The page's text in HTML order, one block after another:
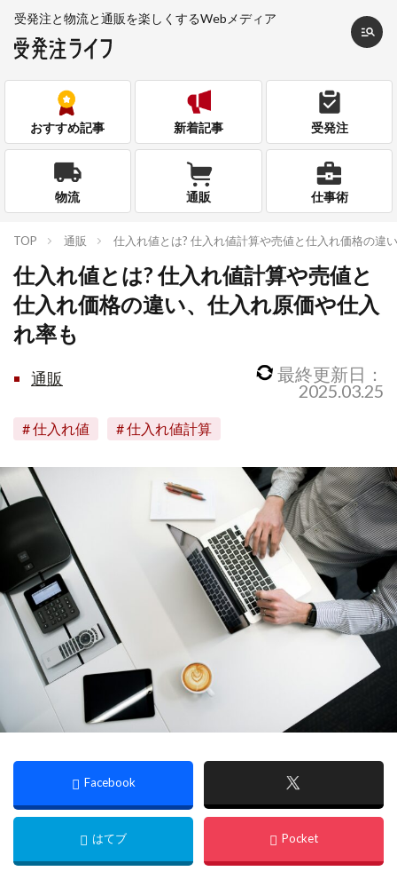
受発注と物流と通販を楽しくするWebメディア
おすすめ記事 新着記事 受発注
物流 通販 仕事術
TOP 通販 仕入れ値とは? 仕入れ値計算や売値と仕入れ価格の違
仕入れ値とは? 仕入れ値計算や売値と
仕入れ価格の違い、仕入れ原価や仕入
れ率も
通販 最終更新日：
2025.03.25
仕入れ値 仕入れ値計算